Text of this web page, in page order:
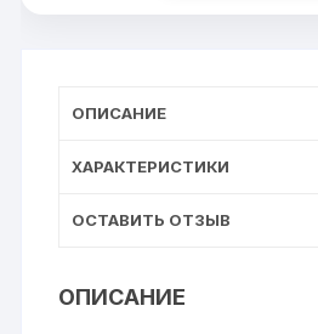
ОПИСАНИЕ
ХАРАКТЕРИСТИКИ
ОСТАВИТЬ ОТЗЫВ
ОПИСАНИЕ